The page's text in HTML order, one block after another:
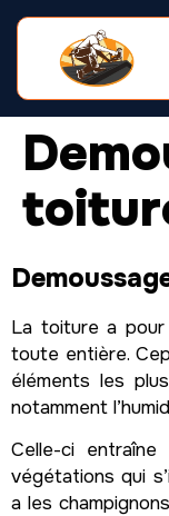
La toiture a pour
toute entière.
éléments les
notamment
Celle-ci
végétations qui
a les